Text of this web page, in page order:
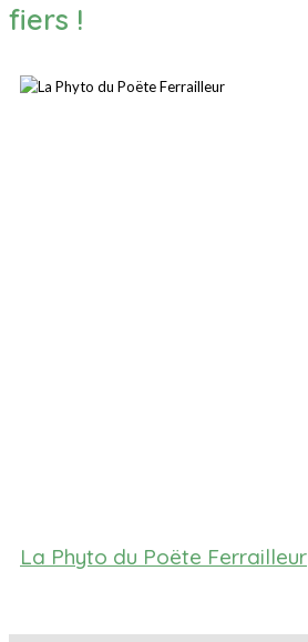
fiers !
La Phyto du Poëte Ferrailleur